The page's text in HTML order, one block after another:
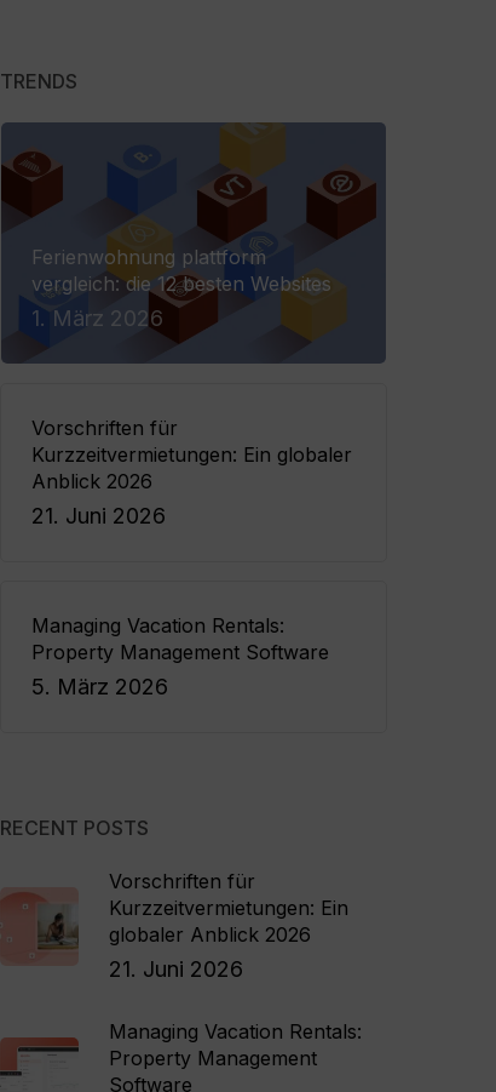
TRENDS
Ferienwohnung plattform
vergleich: die 12 besten Websites
1. März 2026
Vorschriften für
Kurzzeitvermietungen: Ein globaler
Anblick 2026
21. Juni 2026
Managing Vacation Rentals:
Property Management Software
5. März 2026
RECENT POSTS
Vorschriften für
Kurzzeitvermietungen: Ein
globaler Anblick 2026
21. Juni 2026
Managing Vacation Rentals:
Property Management
Software